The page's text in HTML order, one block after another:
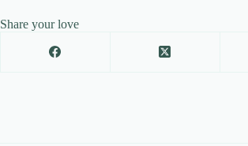
Share your love